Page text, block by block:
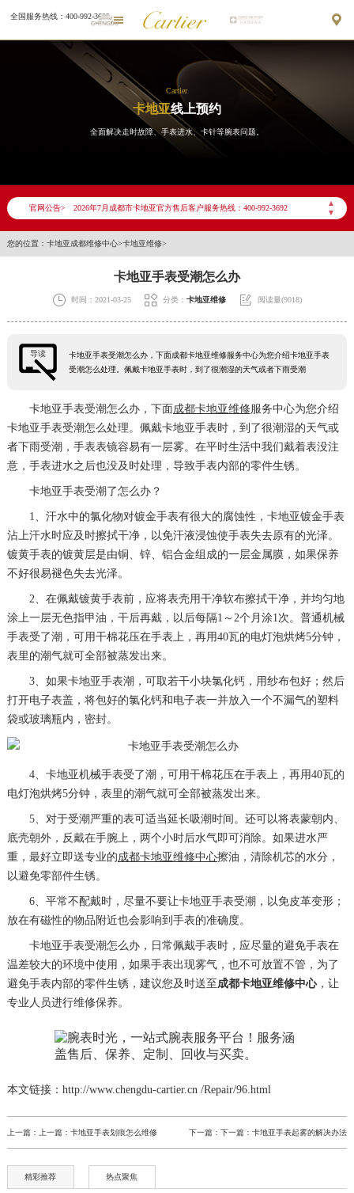
全国服务热线：400-992-3692 
Cartier
卡地亚线上预约
全面解决走时故障、手表进水、卡针等腕表问题。
官网公告>
▲
▼
2026年7月成都市卡地亚官方售后客户服务热线：400-992-3692
2026年7月卡地亚售后服务中心最新网点地址：
成都市锦江区人民东路6号SAC东原中心写字楼24层2406B室（需提前预约）
节假日正常营业！
您的位置： 卡地亚成都维修中心>卡地亚维修>
卡地亚手表受潮怎么办
 时间：2021-03-25  分类： 卡地亚维修  阅读量(9018)
导读
卡地亚手表受潮怎么办，下面成都卡地亚维修服务中心为您介绍卡地亚手表
受潮怎么处理。佩戴卡地亚手表时，到了很潮湿的天气或者下雨受潮
卡地亚手表受潮怎么办，下面成都卡地亚维修服务中心为您介绍
卡地亚手表受潮怎么处理。佩戴卡地亚手表时，到了很潮湿的天气或
者下雨受潮，手表表镜容易有一层雾。在平时生活中我们戴着表没注
意，手表进水之后也没及时处理，导致手表内部的零件生锈。
卡地亚手表受潮了怎么办？
1、汗水中的氯化物对镀金手表有很大的腐蚀性，卡地亚镀金手表
沾上汗水时应及时擦拭干净，以免汗液浸蚀使手表失去原有的光泽。
镀黄手表的镀黄层是由铜、锌、铝合金组成的一层金属膜，如果保养
不好很易褪色失去光泽。
2、在佩戴镀黄手表前，应将表壳用干净软布擦拭干净，并均匀地
涂上一层无色指甲油，干后再戴，以后每隔1～2个月涂1次。普通机械
手表受了潮，可用干棉花压在手表上，再用40瓦的电灯泡烘烤5分钟，
表里的潮气就可全部被蒸发出来。
3、如果卡地亚手表潮，可取若干小块氯化钙，用纱布包好；然后
打开电子表盖，将包好的氯化钙和电子表一并放入一个不漏气的塑料
袋或玻璃瓶内，密封。
4、卡地亚机械手表受了潮，可用干棉花压在手表上，再用40瓦的
电灯泡烘烤5分钟，表里的潮气就可全部被蒸发出来。
5、对于受潮严重的表可适当延长吸潮时间。还可以将表蒙朝内、
底壳朝外，反戴在手腕上，两个小时后水气即可消除。如果进水严
重，最好立即送专业的成都卡地亚维修中心擦油，清除机芯的水分，
以避免零部件生锈。
6、平常不配戴时，尽量不要让卡地亚手表受潮，以免皮革变形；
放在有磁性的物品附近也会影响到手表的准确度。
卡地亚手表受潮怎么办，日常佩戴手表时，应尽量的避免手表在
温差较大的环境中使用，如果手表出现雾气，也不可放置不管，为了
避免手表内部的零件生锈，建议您及时送至成都卡地亚维修中心，让
专业人员进行维修保养。
本文链接：http://www.chengdu-cartier.cn /Repair/96.html
上一篇：上一篇： 卡地亚手表划痕怎么维修 下一篇：下一篇：卡地亚手表起雾的解决办法
精彩推荐 热点聚焦